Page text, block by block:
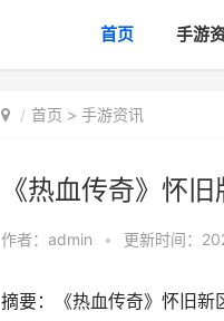
首页 手游
首页 > 手游资讯
《热血传奇》怀
作者： admin • 更新时间：
摘要：《热血传奇》怀旧新